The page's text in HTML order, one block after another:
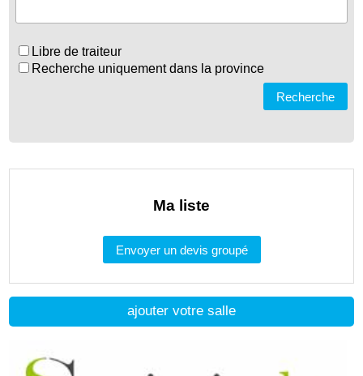
ajouter votre salle
Libre de traiteur
Recherche uniquement dans la province
Recherche
Ma liste
Envoyer un devis groupé